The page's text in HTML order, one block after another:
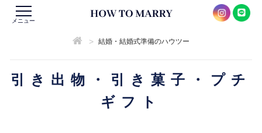
メニュー
> 結婚・結婚式準備のハウツー
引き出物・引き菓子・プチ
ギフト